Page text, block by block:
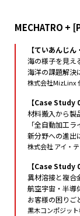
MECHATRO +
【ていあんじん
海の様子を見え
海洋の課題解決
株式会社MizLinx
【Case Study
材料搬入から製
「全自動加工
新分野への進出
株式会社 アイ・
【Case Study
異材溶接と複合
航空宇宙・半導
お客様の困りご
黒木コンポジッ